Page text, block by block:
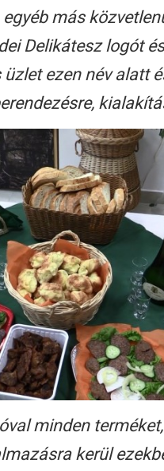
más
Delikátesz logót
ezen név alatt
minden
kerül